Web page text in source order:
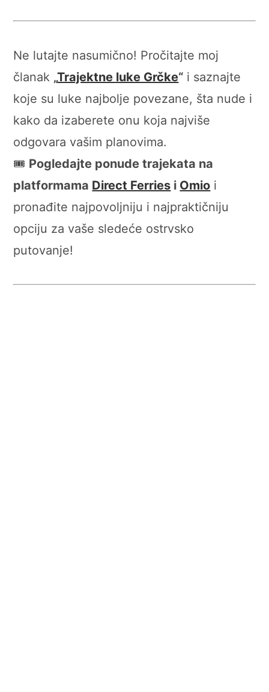
Ne lutajte nasumično! Pročitajte moj
članak „Trajektne luke Grčke“ i saznajte
koje su luke najbolje povezane, šta nude i
kako da izaberete onu koja najviše
odgovara vašim planovima.
🎟️ Pogledajte ponude trajekata na
platformama Direct Ferries i Omio i
pronađite najpovoljniju i najpraktičniju
opciju za vaše sledeće ostrvsko
putovanje!